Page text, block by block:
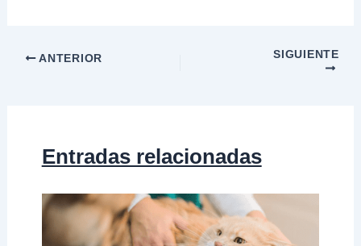
ANTERIOR SIGUIENTE
Entradas relacionadas